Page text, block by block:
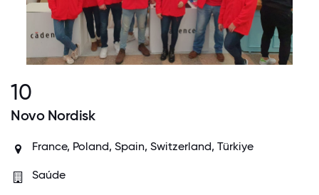
10
Novo Nordisk
France, Poland, Spain, Switzerland, Türkiye
Saúde